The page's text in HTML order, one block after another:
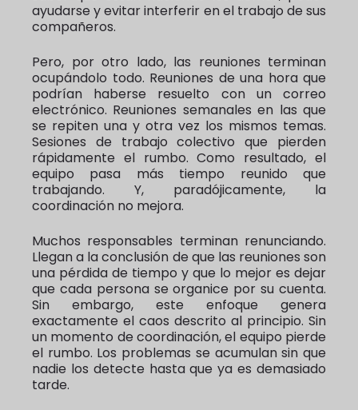
ayudarse y evitar interferir en el trabajo de sus
compañeros.
Pero, por otro lado, las reuniones terminan
ocupándolo todo. Reuniones de una hora que
podrían haberse resuelto con un correo
electrónico. Reuniones semanales en las que
se repiten una y otra vez los mismos temas.
Sesiones de trabajo colectivo que pierden
rápidamente el rumbo. Como resultado, el
equipo pasa más tiempo reunido que
trabajando. Y, paradójicamente, la
coordinación no mejora.
Muchos responsables terminan renunciando.
Llegan a la conclusión de que las reuniones son
una pérdida de tiempo y que lo mejor es dejar
que cada persona se organice por su cuenta.
Sin embargo, este enfoque genera
exactamente el caos descrito al principio. Sin
un momento de coordinación, el equipo pierde
el rumbo. Los problemas se acumulan sin que
nadie los detecte hasta que ya es demasiado
tarde.